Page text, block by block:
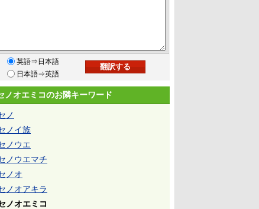
英語⇒日本語
日本語⇒英語
ノオエミコのお隣キーワード
ノ
ノイ族
ノウエ
ノウエマチ
ノオ
ノオアキラ
ノオエミコ